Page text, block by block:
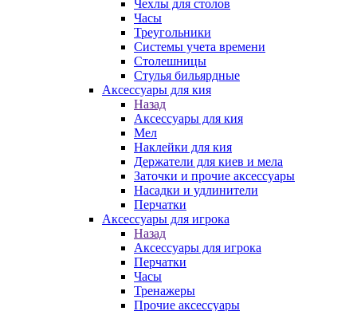
Чехлы для столов
Часы
Треугольники
Системы учета времени
Столешницы
Стулья бильярдные
Аксессуары для кия
Назад
Аксессуары для кия
Мел
Наклейки для кия
Держатели для киев и мела
Заточки и прочие аксессуары
Насадки и удлинители
Перчатки
Аксессуары для игрока
Назад
Аксессуары для игрока
Перчатки
Часы
Тренажеры
Прочие аксессуары